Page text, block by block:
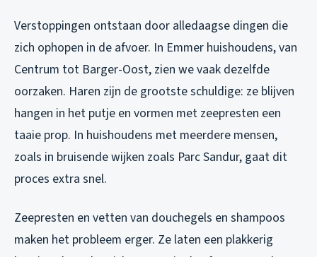
Verstoppingen ontstaan door alledaagse dingen die
zich ophopen in de afvoer. In Emmer huishoudens, van
Centrum tot Barger-Oost, zien we vaak dezelfde
oorzaken. Haren zijn de grootste schuldige: ze blijven
hangen in het putje en vormen met zeepresten een
taaie prop. In huishoudens met meerdere mensen,
zoals in bruisende wijken zoals Parc Sandur, gaat dit
proces extra snel.
Zeepresten en vetten van douchegels en shampoos
maken het probleem erger. Ze laten een plakkerig